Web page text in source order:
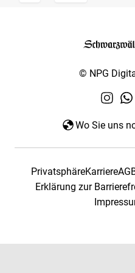
© NPG
Wo Sie uns
PrivatsphäreKarriere
Erklärung zur